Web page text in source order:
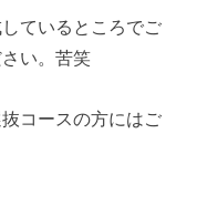
ているところでご
い。苦笑
コースの方にはご